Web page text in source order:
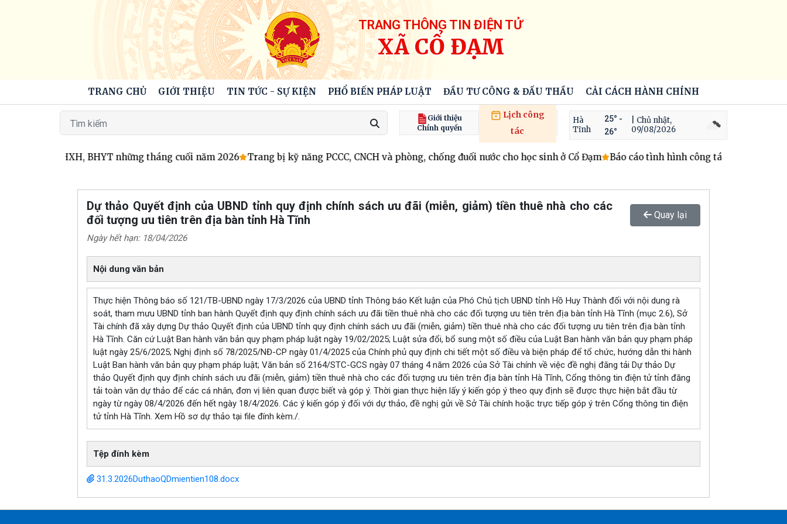
TRANG THÔNG TIN ĐIỆN TỬ
XÃ CỔ ĐẠM
TRANG CHỦ GIỚI THIỆU TIN TỨC - SỰ KIỆN PHỔ BIẾN PHÁP LUẬT ĐẦU TƯ CÔNG & ĐẤU THẦU CẢI CÁCH HÀNH CHÍNH
Giới thiệu
Chính quyền
Lịch công
tác
Hà
Tĩnh
25° -
26°
| Chủ nhật,
09/08/2026
triển BHXH, BHYT những tháng cuối năm 2026 Trang bị kỹ năng PCCC, CNCH và phòng, chống đuối nước cho học sinh ở Cổ Đạm Báo cáo tình hình công tác tiếp công
Dự thảo Quyết định của UBND tỉnh quy định chính sách ưu đãi (miễn, giảm) tiền thuê nhà cho các
đối tượng ưu tiên trên địa bàn tỉnh Hà Tĩnh
Quay lại
Ngày hết hạn: 18/04/2026
Nội dung văn bản
Thực hiện Thông báo số 121/TB-UBND ngày 17/3/2026 của UBND tỉnh Thông báo Kết luận của Phó Chủ tịch UBND tỉnh Hồ Huy Thành đối với nội dung rà
soát, tham mưu UBND tỉnh ban hành Quyết định quy định chính sách ưu đãi tiền thuê nhà cho các đối tượng ưu tiên trên địa bàn tỉnh Hà Tĩnh (mục 2.6), Sở
Tài chính đã xây dựng Dự thảo Quyết định của UBND tỉnh quy định chính sách ưu đãi (miễn, giảm) tiền thuê nhà cho các đối tượng ưu tiên trên địa bàn tỉnh
Hà Tĩnh. Căn cứ Luật Ban hành văn bản quy phạm pháp luật ngày 19/02/2025; Luật sửa đổi, bổ sung một số điều của Luật Ban hành văn bản quy phạm pháp
luật ngày 25/6/2025; Nghị định số 78/2025/NĐ-CP ngày 01/4/2025 của Chính phủ quy định chi tiết một số điều và biện pháp để tổ chức, hướng dẫn thi hành
Luật Ban hành văn bản quy phạm pháp luật; Văn bản số 2164/STC-GCS ngày 07 tháng 4 năm 2026 của Sở Tài chính về việc đề nghị đăng tải Dự thảo Dự
thảo Quyết định quy định chính sách ưu đãi (miễn, giảm) tiền thuê nhà cho các đối tượng ưu tiên trên địa bàn tỉnh Hà Tĩnh, Cổng thông tin điện tử tỉnh đăng
tải toàn văn dự thảo để các cá nhân, đơn vị liên quan được biết và góp ý. Thời gian thực hiện lấy ý kiến góp ý theo quy định sẽ được thực hiện bắt đầu từ
ngày từ ngày 08/4/2026 đến hết ngày 18/4/2026. Các ý kiến góp ý đối với dự thảo, đề nghị gửi về Sở Tài chính hoặc trực tiếp góp ý trên Cổng thông tin điện
tử tỉnh Hà Tĩnh. Xem Hồ sơ dự thảo tại file đính kèm./.
Tệp đính kèm
31.3.2026DuthaoQDmientien108.docx